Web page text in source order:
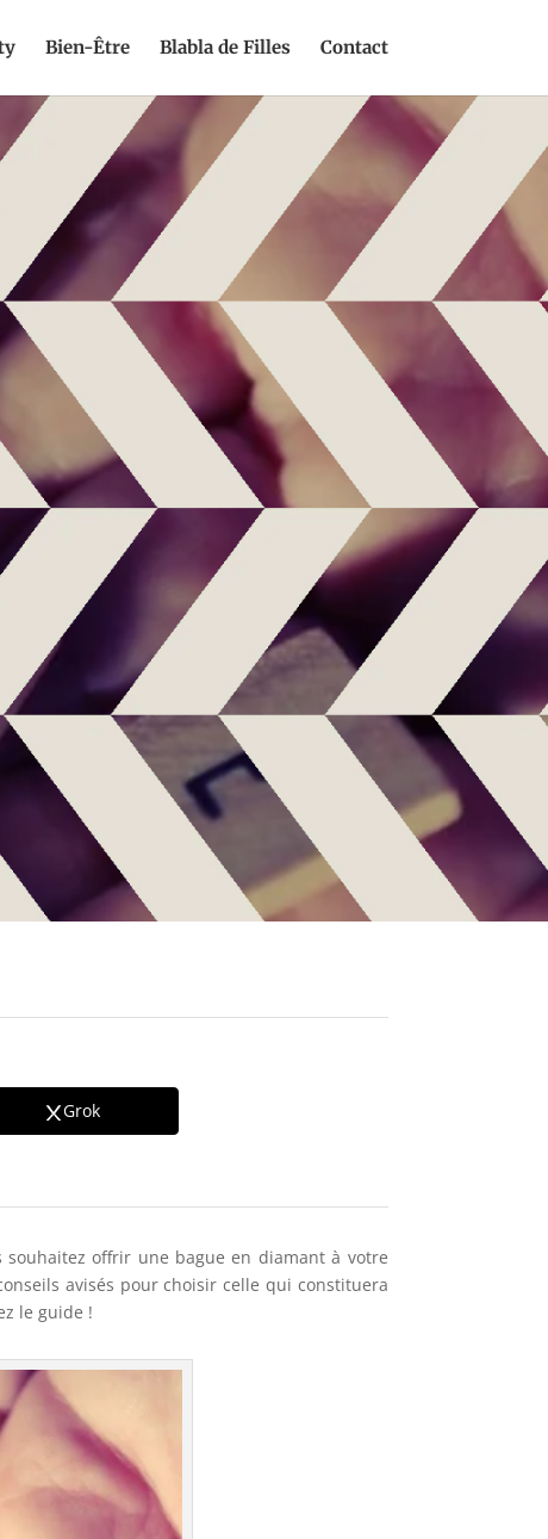
Bien-Être Blabla de Filles Contact
Grok
souhaitez offrir une bague en diamant à votre
avisés pour choisir celle qui constituera
le guide !